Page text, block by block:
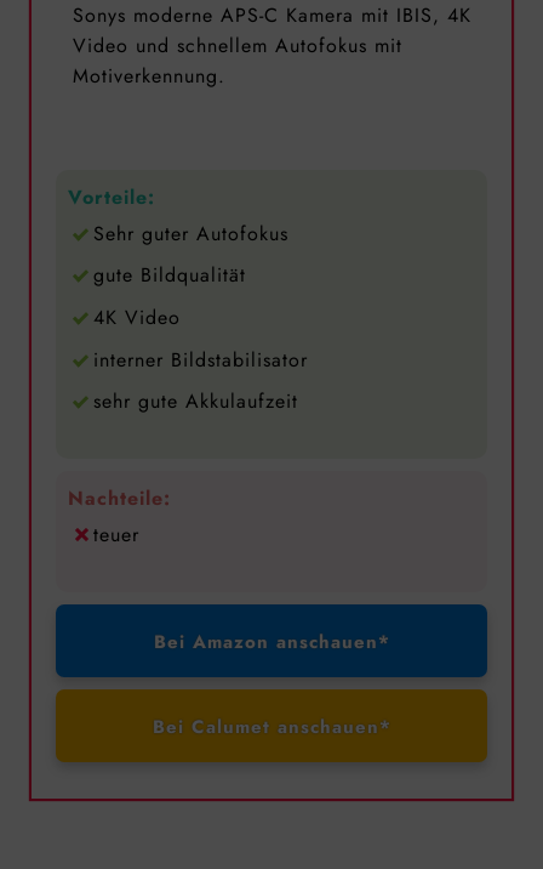
Sonys moderne APS-C Kamera mit IBIS, 4K
Video und schnellem Autofokus mit
Motiverkennung.
Vorteile:
Sehr guter Autofokus
gute Bildqualität
4K Video
interner Bildstabilisator
sehr gute Akkulaufzeit
Nachteile:
teuer
Bei Amazon anschauen*
Bei Calumet anschauen*